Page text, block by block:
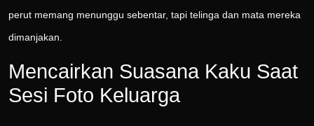
perut memang menunggu sebentar, tapi telinga dan mata mereka
dimanjakan.
Mencairkan Suasana Kaku Saat
Sesi Foto Keluarga